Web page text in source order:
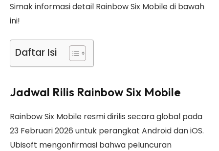
Simak informasi detail Rainbow Six Mobile di bawah
ini!
Daftar Isi
Jadwal Rilis Rainbow Six Mobile
Rainbow Six Mobile resmi dirilis secara global pada
23 Februari 2026 untuk perangkat Android dan iOS.
Ubisoft mengonfirmasi bahwa peluncuran